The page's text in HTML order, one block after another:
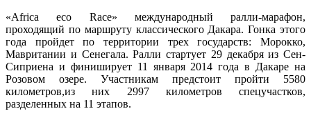
«Africa eco Race» международный ралли-марафон,
проходящий по маршруту классического Дакара. Гонка этого
года пройдет по территории трех государств: Морокко,
Мавритании и Сенегала. Ралли стартует 29 декабря из Сен-
Сиприена и финиширует 11 января 2014 года в Дакаре на
Розовом озере. Участникам предстоит пройти 5580
километров,из них 2997 километров спецучастков,
разделенных на 11 этапов.